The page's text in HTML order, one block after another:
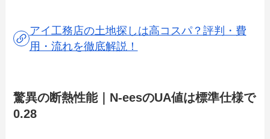
アイ工務店の土地探しは高コスパ？評判・費
用・流れを徹底解説！
驚異の断熱性能｜N-eesのUA値は標準仕様で
0.28